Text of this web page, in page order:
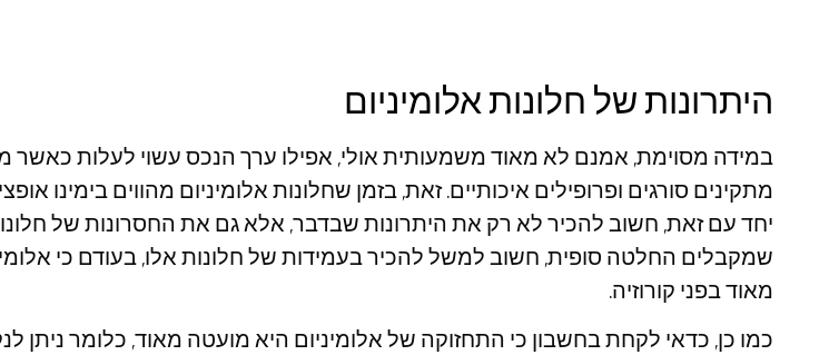
היתרונות של חלונות אלומיניום
במידה מסוימת, אמנם לא מאוד משמעותית אולי, אפילו ערך הנכס עשוי לעלות כאשר
מתקינים סורגים ופרופילים איכותיים. זאת, בזמן שחלונות אלומיניום מהווים בימינו
יחד עם זאת, חשוב להכיר לא רק את היתרונות שבדבר, אלא גם את החסרונות של
שמקבלים החלטה סופית, חשוב למשל להכיר בעמידות של חלונות אלו, בעודם כי
מאוד בפני קורוזיה.
כמו כן, כדאי לקחת בחשבון כי התחזוקה של אלומיניום היא מועטה מאוד, כלומר ניתן